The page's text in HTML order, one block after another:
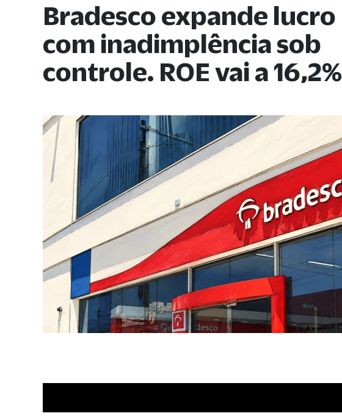
Bradesco expande lucro
com inadimplência sob
controle. ROE vai a 16,2%